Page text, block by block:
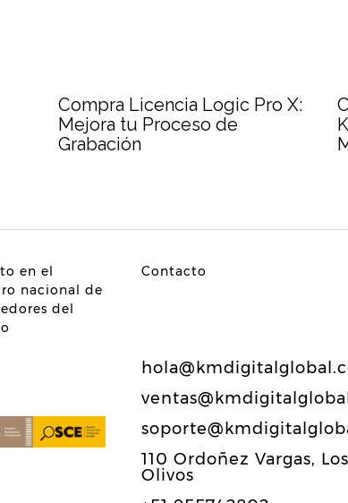
Compra Licencia Logic Pro X:
Mejora tu Proceso de
Grabación
en el
nacional de
del
Contacto
110 Ordoñez Vargas, Los
Olivos